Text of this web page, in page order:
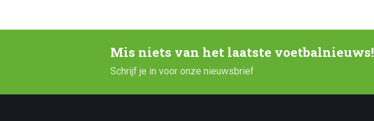
Mis niets van het laatste voetbalnieuws!
Schrijf je in voor onze nieuwsbrief